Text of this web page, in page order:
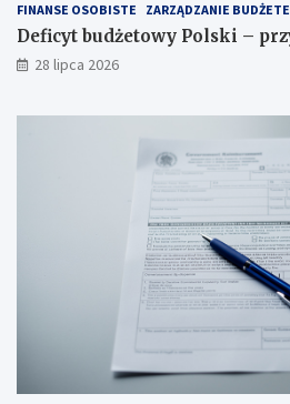
FINANSE OSOBISTE ZARZĄDZANIE
Deficyt budżetowy Polski –
28 lipca 2026